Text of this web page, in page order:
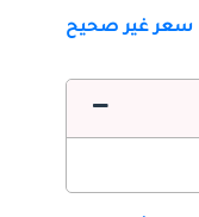
سعر غير صحيح